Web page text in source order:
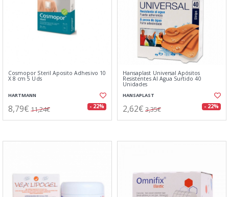
Cosmopor Steril Aposito Adhesivo 10
X 8 cm 5 Uds
HARTMANN
8,79€ 11,24€ - 22%
Hansaplast Universal Apósitos
Resistentes Al Agua Surtido 40
Unidades
HANSAPLAST
2,62€ 3,35€ - 22%